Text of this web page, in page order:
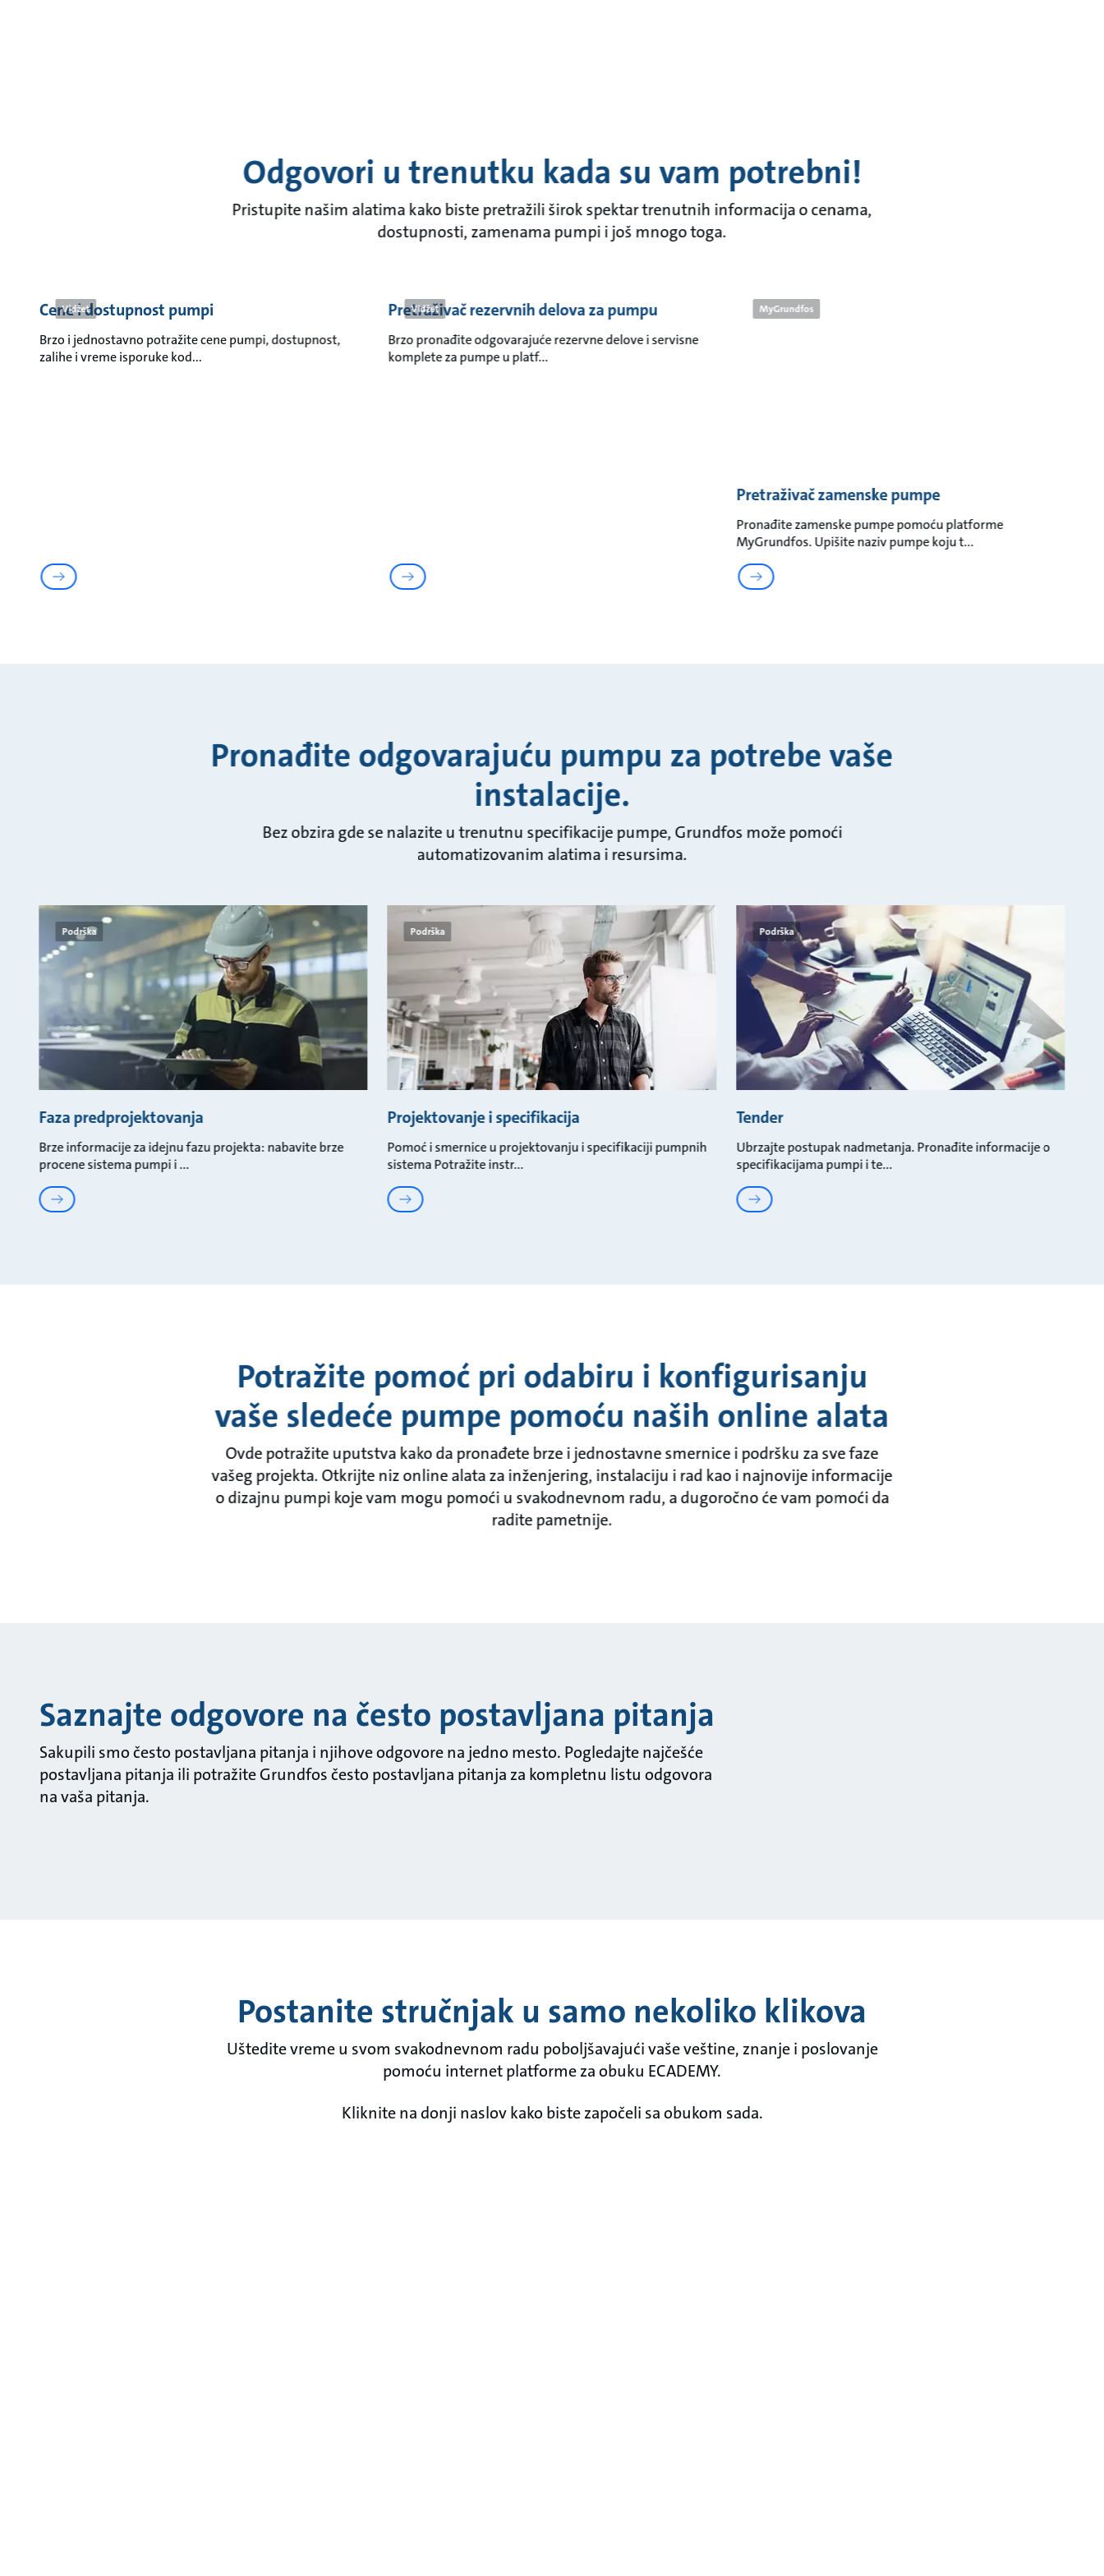
Odgovori u trenutku kada su vam potrebni!
Pristupite našim alatima kako biste pretražili širok spektar trenutnih informacija o cenama,
dostupnosti, zamenama pumpi i još mnogo toga.
Vidžet
Cene i dostupnost pumpi
Brzo i jednostavno potražite cene pumpi, dostupnost,
zalihe i vreme isporuke kod
Vidžet
Pretraživač rezervnih delova za pumpu
Brzo pronađite odgovarajuće rezervne delove i servisne
komplete za pumpe u platf
MyGrundfos
Pretraživač zamenske pumpe
Pronađite zamenske pumpe pomoću platforme
MyGrundfos. Upišite naziv pumpe koju t
Pronađite odgovarajuću pumpu za potrebe vaše
instalacije.
Bez obzira gde se nalazite u trenutnu specifikacije pumpe, Grundfos može pomoći
automatizovanim alatima i resursima.
Podrška
Faza predprojektovanja
Brze informacije za idejnu fazu projekta: nabavite brze
procene sistema pumpi i
Podrška
Projektovanje i specifikacija
Pomoć i smernice u projektovanju i specifikaciji pumpnih
sistema Potražite instr
Podrška
Tender
Ubrzajte postupak nadmetanja. Pronađite informacije o
specifikacijama pumpi i te
Potražite pomoć pri odabiru i konfigurisanju
vaše sledeće pumpe pomoću naših online alata
Ovde potražite uputstva kako da pronađete brze i jednostavne smernice i podršku za sve faze
vašeg projekta. Otkrijte niz online alata za inženjering, instalaciju i rad kao i najnovije informacije
o dizajnu pumpi koje vam mogu pomoći u svakodnevnom radu, a dugoročno će vam pomoći da
radite pametnije.
Saznajte odgovore na često postavljana pitanja
Sakupili smo često postavljana pitanja i njihove odgovore na jedno mesto. Pogledajte najčešće
postavljana pitanja ili potražite Grundfos često postavljana pitanja za kompletnu listu odgovora
na vaša pitanja.
Postanite stručnjak u samo nekoliko klikova
Uštedite vreme u svom svakodnevnom radu poboljšavajući vaše veštine, znanje i poslovanje
pomoću internet platforme za obuku ECADEMY.
Kliknite na donji naslov kako biste započeli sa obukom sada.